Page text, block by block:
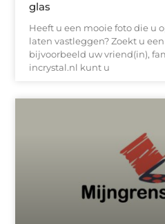
glas
Heeft u een mooie foto die u
laten vastleggen? Zoekt u
bijvoorbeeld uw vriend(in),
incrystal.nl kunt u